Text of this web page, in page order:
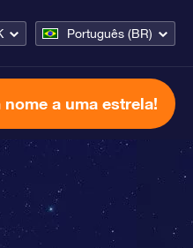
Português (BR)
nome a uma estrela!